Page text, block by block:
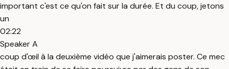
important c'est ce qu'on fait sur la durée. Et du coup, jetons
un
02:22
Speaker A
coup d'œil à la deuxième vidéo que j'aimerais poster. Ce mec